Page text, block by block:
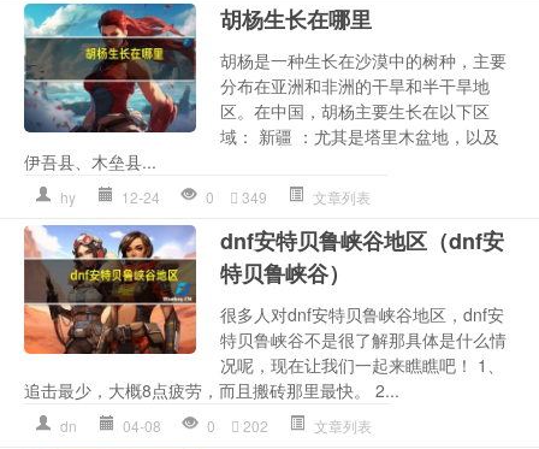
胡杨生长在哪里
胡杨是一种生长在沙漠中的树种，主要
分布在亚洲和非洲的干旱和半干旱地
区。在中国，胡杨主要生长在以下区
域： 新疆 ：尤其是塔里木盆地，以及
伊吾县、木垒县...
hy 12-24 0 349 文章列表
dnf安特贝鲁峡谷地区（dnf安
特贝鲁峡谷）
很多人对dnf安特贝鲁峡谷地区，dnf安
特贝鲁峡谷不是很了解那具体是什么情
况呢，现在让我们一起来瞧瞧吧！ 1、
追击最少，大概8点疲劳，而且搬砖那里最快。 2...
dn 04-08 0 202 文章列表